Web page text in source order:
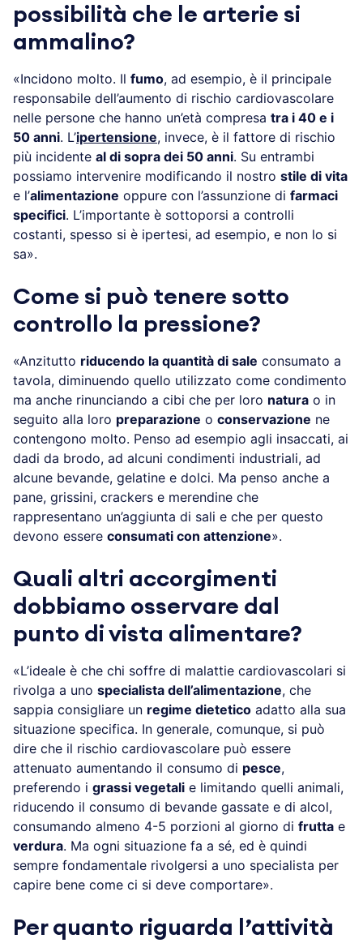
possibilità che le arterie si
ammalino?
«Incidono molto. Il fumo, ad esempio, è il principale
responsabile dell’aumento di rischio cardiovascolare
nelle persone che hanno un’età compresa tra i 40 e i
50 anni. L’ipertensione, invece, è il fattore di rischio
più incidente al di sopra dei 50 anni. Su entrambi
possiamo intervenire modificando il nostro stile di vita
e l’alimentazione oppure con l’assunzione di farmaci
specifici. L’importante è sottoporsi a controlli
costanti, spesso si è ipertesi, ad esempio, e non lo si
sa».
Come si può tenere sotto
controllo la pressione?
«Anzitutto riducendo la quantità di sale consumato a
tavola, diminuendo quello utilizzato come condimento
ma anche rinunciando a cibi che per loro natura o in
seguito alla loro preparazione o conservazione ne
contengono molto. Penso ad esempio agli insaccati, ai
dadi da brodo, ad alcuni condimenti industriali, ad
alcune bevande, gelatine e dolci. Ma penso anche a
pane, grissini, crackers e merendine che
rappresentano un’aggiunta di sali e che per questo
devono essere consumati con attenzione».
Quali altri accorgimenti
dobbiamo osservare dal
punto di vista alimentare?
«L’ideale è che chi soffre di malattie cardiovascolari si
rivolga a uno specialista dell’alimentazione, che
sappia consigliare un regime dietetico adatto alla sua
situazione specifica. In generale, comunque, si può
dire che il rischio cardiovascolare può essere
attenuato aumentando il consumo di pesce,
preferendo i grassi vegetali e limitando quelli animali,
riducendo il consumo di bevande gassate e di alcol,
consumando almeno 4-5 porzioni al giorno di frutta e
verdura. Ma ogni situazione fa a sé, ed è quindi
sempre fondamentale rivolgersi a uno specialista per
capire bene come ci si deve comportare».
Per quanto riguarda l’attività